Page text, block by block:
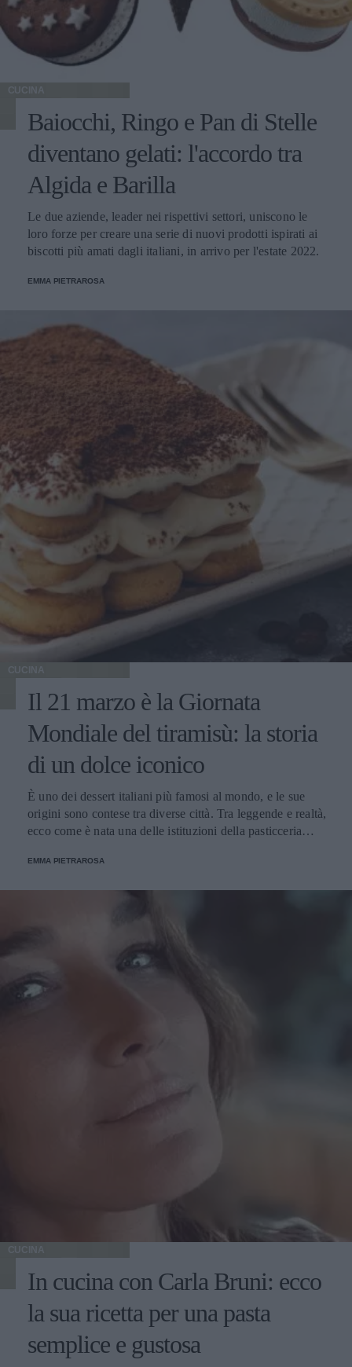
CUCINA
Baiocchi, Ringo e Pan di Stelle
diventano gelati: l'accordo tra
Algida e Barilla
Le due aziende, leader nei rispettivi settori, uniscono le
loro forze per creare una serie di nuovi prodotti ispirati ai
biscotti più amati dagli italiani, in arrivo per l'estate 2022.
EMMA PIETRAROSA
CUCINA
Il 21 marzo è la Giornata
Mondiale del tiramisù: la storia
di un dolce iconico
È uno dei dessert italiani più famosi al mondo, e le sue
origini sono contese tra diverse città. Tra leggende e realtà,
ecco come è nata una delle istituzioni della pasticceria
EMMA PIETRAROSA
CUCINA
In cucina con Carla Bruni: ecco
la sua ricetta per una pasta
semplice e gustosa